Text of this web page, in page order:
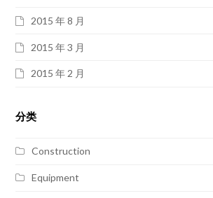
2015 年 8 月
2015 年 3 月
2015 年 2 月
分类
Construction
Equipment